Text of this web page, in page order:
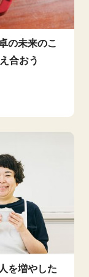
の未来のこ
合おう
を増やした